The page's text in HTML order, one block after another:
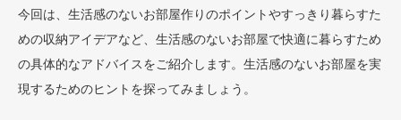
今回は、生活感のないお部屋作りのポイントやすっきり暮らすた
めの収納アイデアなど、生活感のないお部屋で快適に暮らすため
の具体的なアドバイスをご紹介します。生活感のないお部屋を実
現するためのヒントを探ってみましょう。